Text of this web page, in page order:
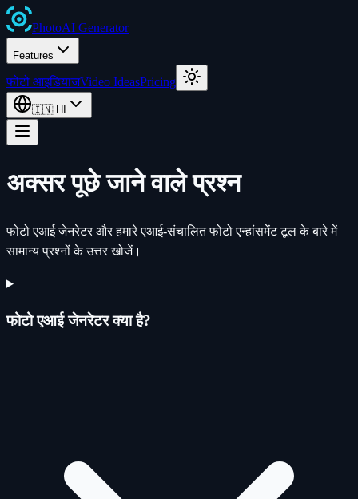
PhotoAI Generator
Features
फोटो आइडियाजVideo IdeasPricing
🇮🇳 HI
अक्सर पूछे जाने वाले प्रश्न
फोटो एआई जेनरेटर और हमारे एआई-संचालित फोटो एन्हांसमेंट टूल के बारे में
सामान्य प्रश्नों के उत्तर खोजें।
फोटो एआई जेनरेटर क्या है?